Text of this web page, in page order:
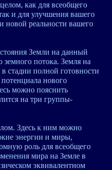
как для всеобщего
и для улучшения вашего
новой реальности вашего
Земли на данный
земного потока. Земля на
стадии полной готовности
нового
можно пояснить
на три группы-
Здесь к ним можно
энергии и миры,
роль для всеобщего
мира на Земле в
эквивалентном